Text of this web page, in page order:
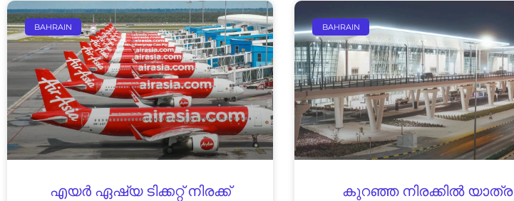
BAHRAIN
എയര്‍ ഏഷ്യ ടിക്കറ്റ് നിരക്ക്
BAHRAIN
കുറഞ്ഞ നിരക്കില്‍ യാത്ര